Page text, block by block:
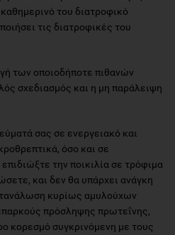
του διατροφικό
τις διατροφικές του
των οποιοδήποτε πιθανών
σχεδιασμός και η μη παράλειψη
σας σε ενεργειακό και
όσο και σε
την ποικιλία σε τρόφιμα
και δεν θα υπάρχει ανάγκη
κυρίως αμυλούχων
πρόσληψης πρωτεΐνης,
κορεσμό συγκρινόμενη με τους